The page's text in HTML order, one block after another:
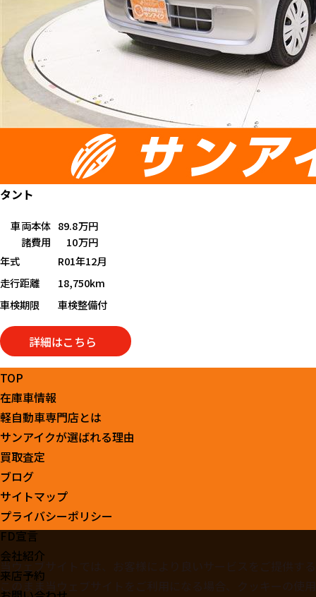
タント
車両本体 89.8万円
諸費用
10万円
年式
R01年12月
走行距離
18,750km
車検期限
車検整備付
詳細はこちら
TOP
在庫車情報
軽自動車専門店とは
サンアイクが選ばれる理由
買取査定
ブログ
サイトマップ
プライバシーポリシー
FD宣言
会社紹介
来店予約
当ウェブサイトでは、お客様により良いサービスをご提供す
このまま当ウェブサイトをご利用になる場合、クッキーの使